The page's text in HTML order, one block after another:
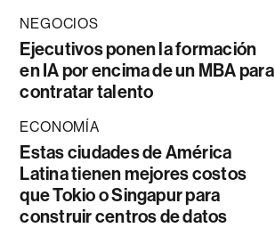
NEGOCIOS
Ejecutivos ponen la formación
en IA por encima de un MBA para
contratar talento
ECONOMÍA
Estas ciudades de América
Latina tienen mejores costos
que Tokio o Singapur para
construir centros de datos